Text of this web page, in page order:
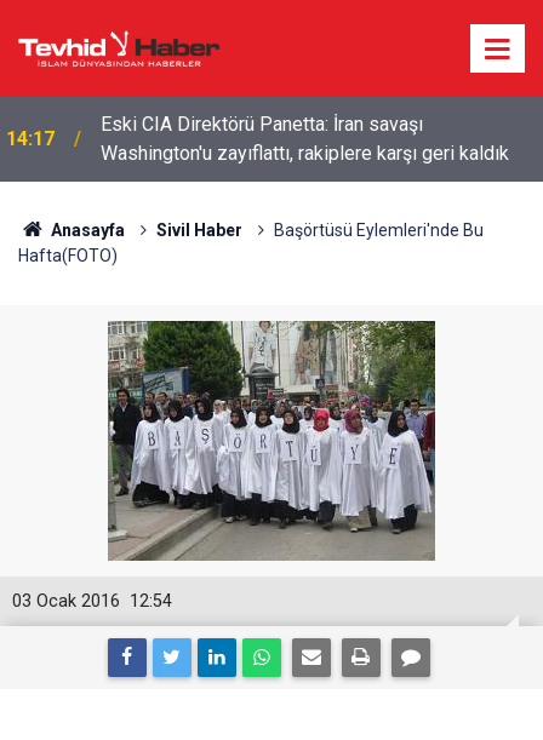
14:17
Eski CIA Direktörü Panetta: İran savaşı
Washington'u zayıflattı, rakiplere karşı geri kaldık
Anasayfa Sivil Haber
Başörtüsü Eylemleri'nde Bu
Hafta(FOTO)
12:54
03 Ocak 2016